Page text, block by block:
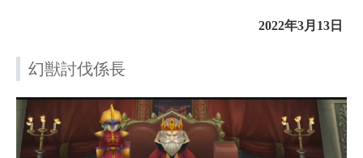
2022年3月13日
幻獣討伐係長